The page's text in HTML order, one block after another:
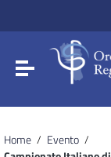
Vai al menu di
Vai al footer
Attiva /
Home / Evento /